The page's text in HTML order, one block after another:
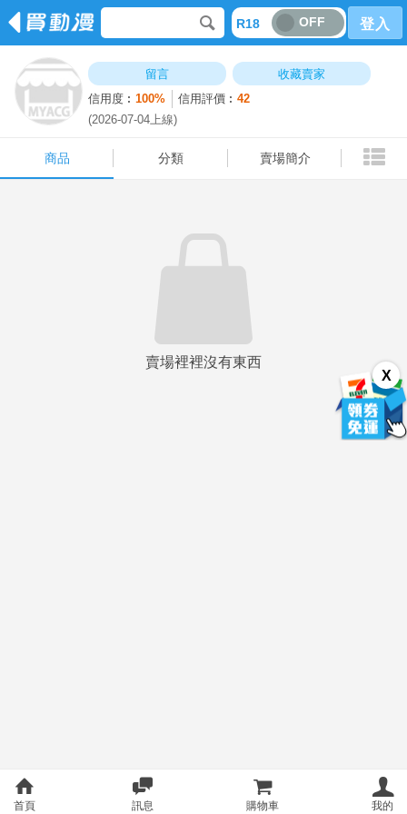
R18 OFF 登入
留言
收藏賣家
信用度︰100% 信用評價︰42
(2026-07-04上線)
商品 分類 賣場簡介
X
賣場裡裡沒有東西
商品 分類 賣場簡介
首頁 訊息 購物車 我的